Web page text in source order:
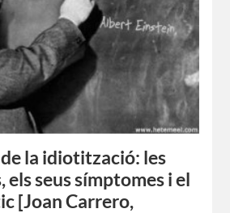
la idiotització: les
els seus símptomes i el
[Joan Carrero,